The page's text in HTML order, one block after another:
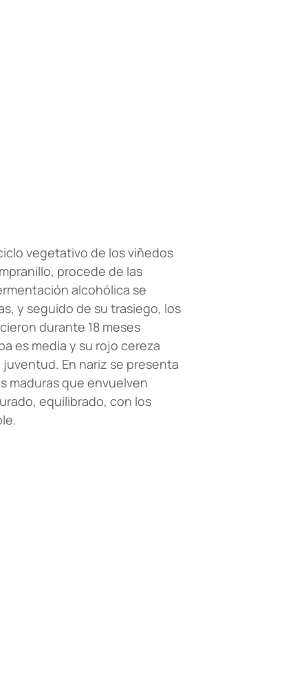
vegetativo de los viñedos
procede de las
alcohólica se
y seguido de su trasiego, los
durante 18 meses
es media y su rojo cereza
En nariz se presenta
maduras que envuelven
equilibrado, con los